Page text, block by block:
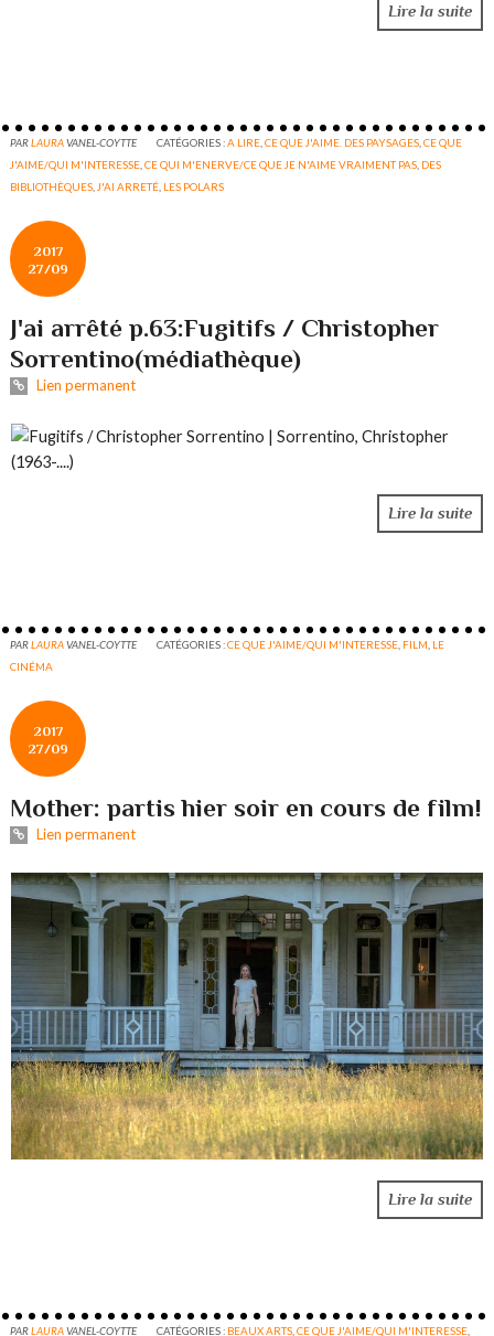
Lire la suite
PARLAURAVANEL-COYTTE CATÉGORIES :A LIRE ,CE QUE J'AIME. DES PAYSAGES ,CE QUE
J'AIME/QUI M'INTERESSE ,CE QUI M'ENERVE/CE QUE JE N'AIME VRAIMENT PAS DES
BIBLIOTHÈQUES J'AI ARRETÉ LES POLARS
2017
27/09
J'ai arrêté p.63:Fugitifs / Christopher
Sorrentino(médiathèque)
Lien permanent
Lire la suite
PARLAURAVANEL-COYTTE CATÉGORIES :CE QUE J'AIME/QUI M'INTERESSE, FILM, LE
CINÉMA
2017
27/09
Mother: partis hier soir en cours de film!
Lien permanent
Lire la suite
PARLAURAVANEL-COYTTE CATÉGORIES : BEAUX ARTS ,CE QUE J'AIME/QUI M'INTERESSE